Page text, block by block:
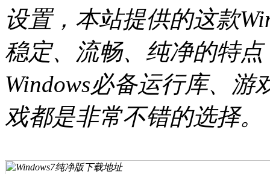
设置，本站提供的这款
稳定、流畅、纯净的特
Windows必备运行库、
戏都是非常不错的选择。